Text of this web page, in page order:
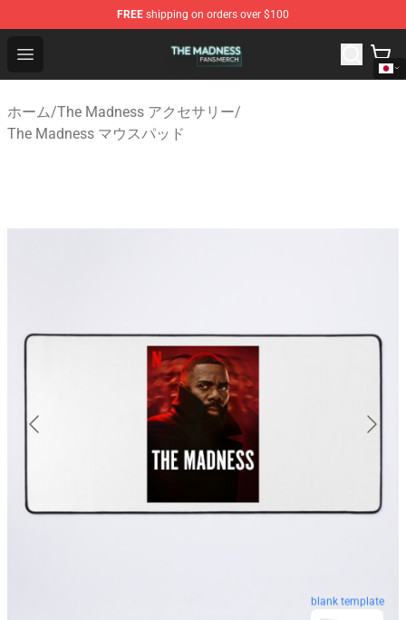
FREE shipping on orders over $100
Open menu
The Madness Shop - Official The Madness Merchandise
ホーム/The Madness アクセサリー/
The Madness マウスパッド
blank template